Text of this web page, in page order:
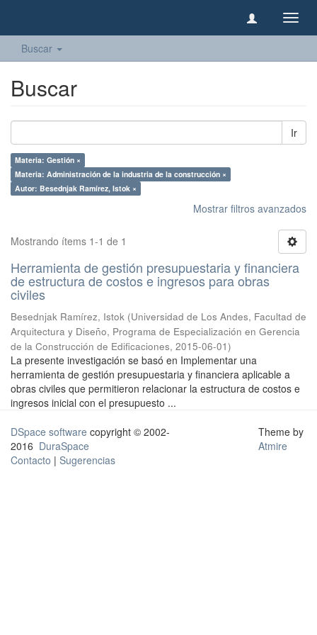
Buscar
Buscar
Ir
Materia: Gestión ×
Materia: Administración de la industria de la construcción ×
Autor: Besednjak Ramírez, Istok ×
Mostrar filtros avanzados
Mostrando ítems 1-1 de 1
Herramienta de gestión presupuestaria y financiera
de estructura de costos e ingresos para obras
civiles
Besednjak Ramírez, Istok (Universidad de Los Andes, Facultad de
Arquitectura y Diseño, Programa de Especialización en Gerencia
de la Construcción de Edificaciones, 2015-06-01)
La presente investigación se basó en Implementar una
herramienta de gestión presupuestaria y financiera aplicable a
obras civiles que permitieron relacionar la estructura de costos e
ingresos inicial con el presupuesto ...
DSpace software copyright © 2002-
2016 DuraSpace
Contacto | Sugerencias
Theme by
Atmire